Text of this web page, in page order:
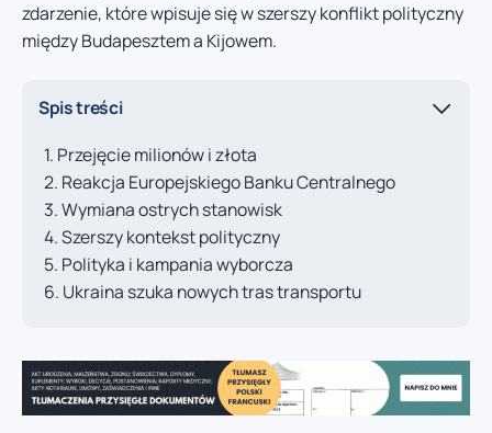
zdarzenie, które wpisuje się w szerszy konflikt polityczny
między Budapesztem a Kijowem.
Spis treści
Przejęcie milionów i złota
Reakcja Europejskiego Banku Centralnego
Wymiana ostrych stanowisk
Szerszy kontekst polityczny
Polityka i kampania wyborcza
Ukraina szuka nowych tras transportu